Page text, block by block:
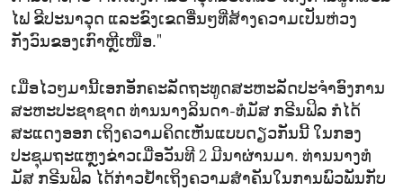
ໄຟ ຂີປະນາວຸດ ແລະຂົງເຂດອື່ນໆທີ່ສ້າງຄວາມເປັນຫ່ວງ
ກັງວົນຂອງເກົາຫຼີເໜືອ."
ເມື່ອໄວໆມານີ້ເອກອັກຄະລັດຖະທູດສະຫະລັດປະຈຳອົງການ
ສະຫະປະຊາຊາດ ທ່ານນາງລິນດາ-ທໍມັສ ກຣີນຟິລ ກໍໄດ້
ສະແດງອອກ ເຖິງຄວາມຄິດເຫັນແບບດຽວກັນນີ້ ໃນກອງ
ປະຊຸມຖະແຫຼງຂ່າວເມື່ອວັນທີ 2 ມີນາຜ່ານມາ. ທ່ານນາງທໍ
ມັສ ກຣີນຟິລ ໄດ້ກ່າວຢ້ຳເຖິງຄວາມສຳຄັນໃນການພົວພັນກັບ